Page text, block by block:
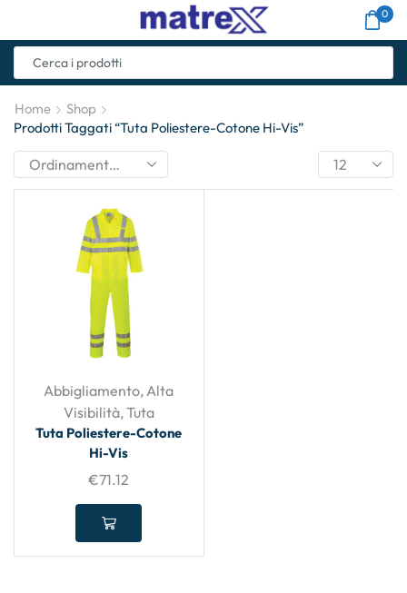
0
Home
Shop
Prodotti Taggati “Tuta Poliestere-Cotone Hi-Vis”
Abbigliamento, Alta
Visibilità, Tuta
Tuta Poliestere-Cotone
Hi-Vis
€71.12